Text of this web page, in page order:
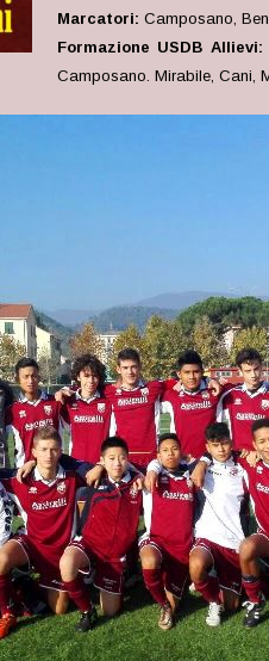
Marcatori: Camposano,
Formazione USDB Allievi:
Camposano. Mirabile, Cani,